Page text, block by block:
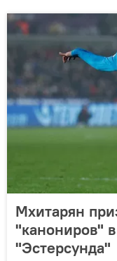
Мхитарян
"канониров"
"Эстерсунда"